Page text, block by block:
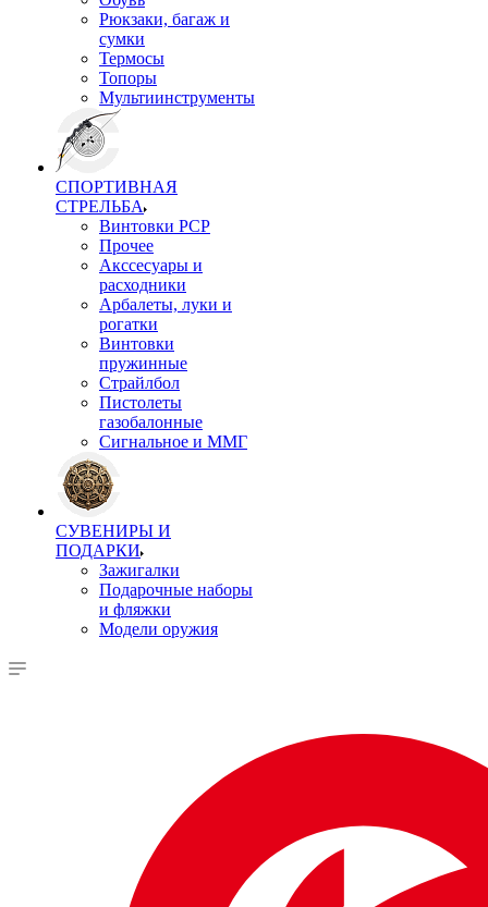
Рюкзаки, багаж и
сумки
Термосы
Топоры
Мультиинструменты
СПОРТИВНАЯ
СТРЕЛЬБА
Винтовки PCP
Прочее
Акссесуары и
расходники
Арбалеты, луки и
рогатки
Винтовки
пружинные
Страйлбол
Пистолеты
газобалонные
Сигнальное и ММГ
СУВЕНИРЫ И
ПОДАРКИ
Зажигалки
Подарочные наборы
и фляжки
Модели оружия